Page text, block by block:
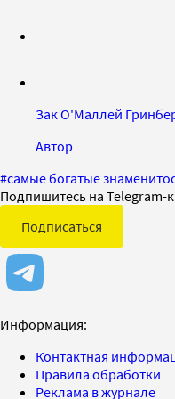
Зак О'Маллей
Автор
#самые богатые
Подпишитесь на Telegram-
Подписаться
Информация:
Контактная
Правила обработки
Реклама в журнале